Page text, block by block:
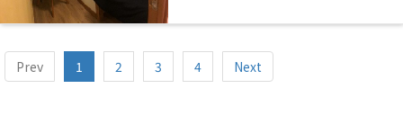
Prev 1 2 3 4 Next